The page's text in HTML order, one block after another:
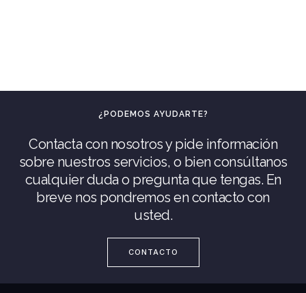
¿PODEMOS AYUDARTE?
Contacta con nosotros y pide información
sobre nuestros servicios, o bien consúltanos
cualquier duda o pregunta que tengas. En
breve nos pondremos en contacto con
usted.
CONTACTO